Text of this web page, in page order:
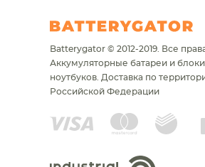
Batterygator © 2012-2019. Все
Аккумуляторные батареи и
ноутбуков. Доставка по
Российской Федерации